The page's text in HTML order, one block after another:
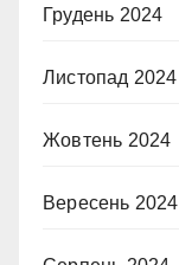
Грудень 2024
Листопад 2024
Жовтень 2024
Вересень 2024